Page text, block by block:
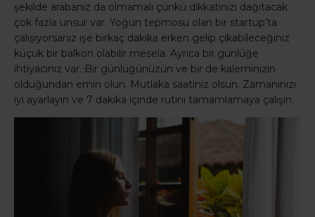
şekilde arabanız da olmamalı çünkü dikkatinizi dağıtacak
çok fazla unsur var. Yoğun tepmosu olan bir startup’ta
çalışıyorsanız işe birkaç dakika erken gelip çıkabileceğiniz
küçük bir balkon olabilir mesela. Ayrıca bir günlüğe
ihtiyacınız var. Bir günlüğünüzün ve bir de kaleminizin
olduğundan emin olun. Mutlaka saatiniz olsun. Zamanınızı
iyi ayarlayın ve 7 dakika içinde rutini tamamlamaya çalışın.